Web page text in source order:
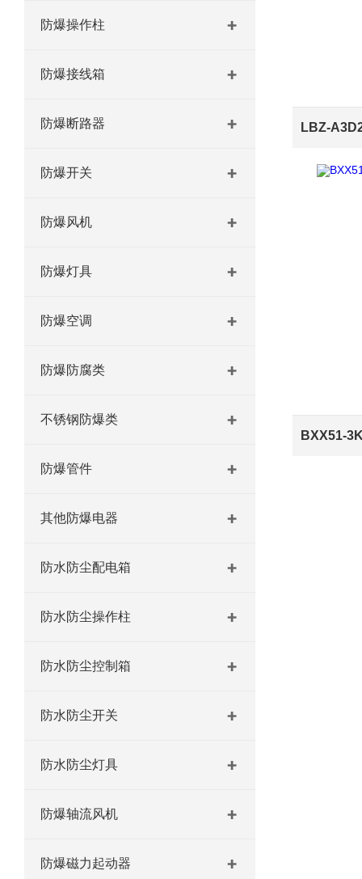
防爆操作柱
防爆接线箱
防爆断路器
防爆开关
防爆风机
防爆灯具
防爆空调
防爆防腐类
不锈钢防爆类
防爆管件
其他防爆电器
防水防尘配电箱
防水防尘操作柱
防水防尘控制箱
防水防尘开关
防水防尘灯具
防爆轴流风机
防爆磁力起动器